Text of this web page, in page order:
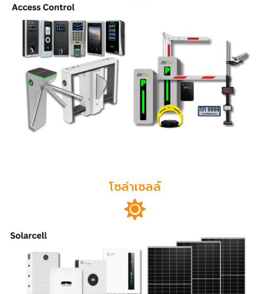
โซล่าเซลล์